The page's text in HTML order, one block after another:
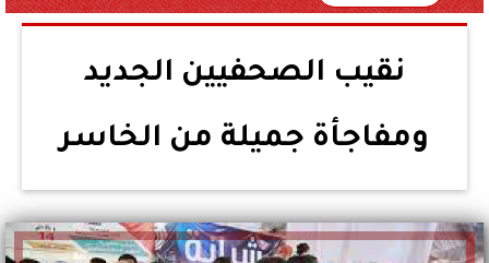
نقيب الصحفيين الجديد
ومفاجأة جميلة من الخاسر